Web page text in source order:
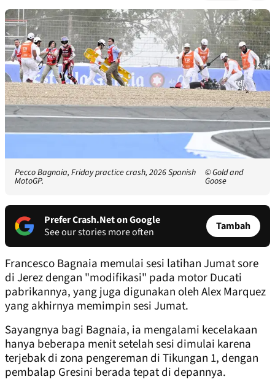
Pecco Bagnaia, Friday practice crash, 2026 Spanish
MotoGP.
© Gold and
Goose
Prefer Crash.Net on Google
See our stories more often
Tambah
Francesco Bagnaia memulai sesi latihan Jumat sore
di Jerez dengan "modifikasi" pada motor Ducati
pabrikannya, yang juga digunakan oleh Alex Marquez
yang akhirnya memimpin sesi Jumat.
Sayangnya bagi Bagnaia, ia mengalami kecelakaan
hanya beberapa menit setelah sesi dimulai karena
terjebak di zona pengereman di Tikungan 1, dengan
pembalap Gresini berada tepat di depannya.